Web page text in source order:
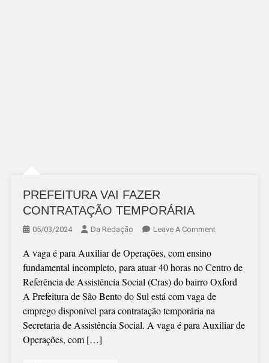
PREFEITURA VAI FAZER
CONTRATAÇÃO TEMPORÁRIA
05/03/2024 Da Redação Leave A CommentOn
FAZER
TEMPORÁRIA
A vaga é para Auxiliar de Operações, com ensino
fundamental incompleto, para atuar 40 horas no Centro de
Referência de Assistência Social (Cras) do bairro Oxford
A Prefeitura de São Bento do Sul está com vaga de
emprego disponível para contratação temporária na
Secretaria de Assistência Social. A vaga é para Auxiliar de
Operações, com […]